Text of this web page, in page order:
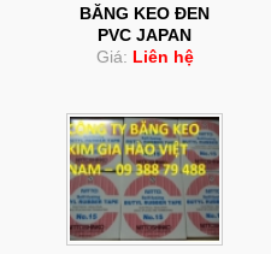
BĂNG KEO ĐEN
PVC JAPAN
Giá: Liên hệ